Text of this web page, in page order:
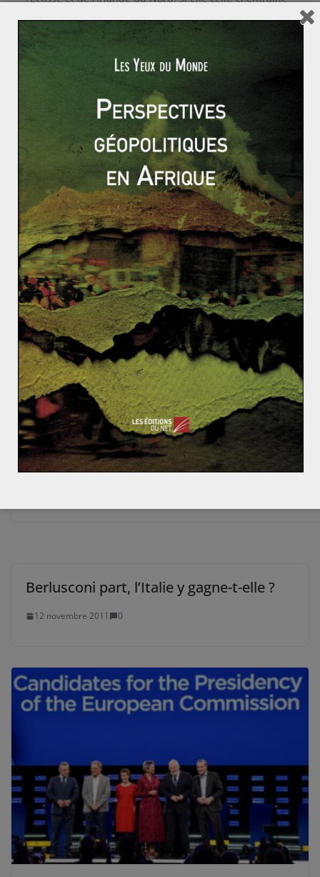
Européenne. Au niveau écossais, Nicola Sturgeon a
annoncé qu’une loi autorisant la tenue d’un second
référendum sur l’indépendance de l’Ecosse. Si ce
scénario venait à se réaliser, deux nations quitteraient
un royaume de moins en moins uni.
Gauches sud-américaines : érosion conjoncturelle o
u déclin durable ?
Un Brexit qui excite
Fabien HERBERT
Fabien Herbert est Président des Yeux Du Monde et
rédacteur géopolitique pour l'association depuis mars
2016. Formé à l’Université Catholique de Louvain,
Fabien Herbert est journaliste et analyste spécialisé en
relations internationales. Il s’intéresse notamment au
monde russophone, au Moyen-Orient et à l'Asie du
Berlusconi part, l’Italie y gagne-t-elle ?
12 novembre 2011 0